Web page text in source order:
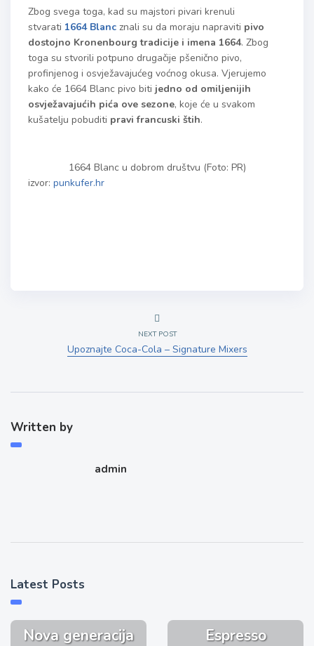
Zbog svega toga, kad su majstori pivari krenuli
stvarati 1664 Blanc znali su da moraju napraviti pivo
dostojno Kronenbourg tradicije i imena 1664. Zbog
toga su stvorili potpuno drugačije pšenično pivo,
profinjenog i osvježavajućeg voćnog okusa. Vjerujemo
kako će 1664 Blanc pivo biti jedno od omiljenijih
osvježavajućih pića ove sezone, koje će u svakom
kušatelju pobuditi pravi francuski štih.
1664 Blanc u dobrom društvu (Foto: PR)
izvor: punkufer.hr
NEXT POST
Upoznajte Coca-Cola – Signature Mixers
Written by
admin
Latest Posts
Nova generacija
Espresso